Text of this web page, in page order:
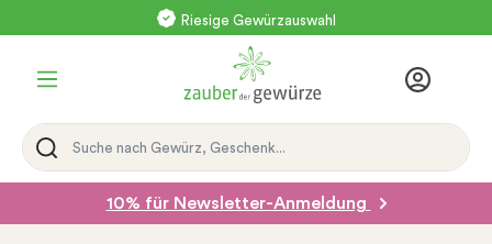
Riesige Gewürzauswahl
10% für Newsletter-Anmeldung